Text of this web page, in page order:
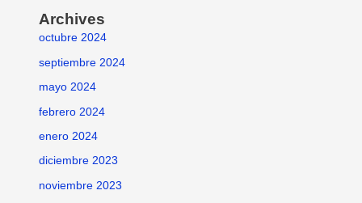
Archives
octubre 2024
septiembre 2024
mayo 2024
febrero 2024
enero 2024
diciembre 2023
noviembre 2023